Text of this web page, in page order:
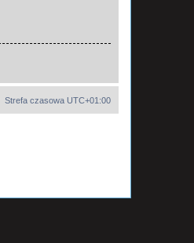
Strefa czasowa UTC+01:00